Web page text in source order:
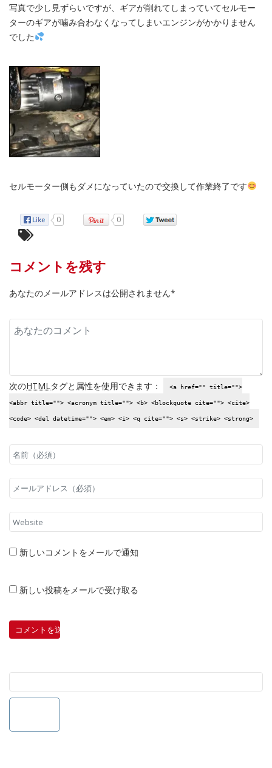
写真で少し見ずらいですが、ギアが削れてしまっていてセルモー
ターのギアが噛み合わなくなってしまいエンジンがかかりません
でした
セルモーター側もダメになっていたので交換して作業終了です
0 0
コメントを残す
あなたのメールアドレスは公開されません*
次のHTML タグと属性を使用できます： <a href="" title="">
<abbr title=""> <acronym title=""> <b> <blockquote cite=""> <cite>
<code> <del datetime=""> <em> <i> <q cite=""> <s> <strike> <strong>
新しいコメントをメールで通知
新しい投稿をメールで受け取る